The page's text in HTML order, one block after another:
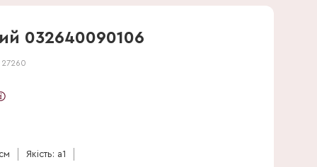
032640090106
27260
Якість: a1